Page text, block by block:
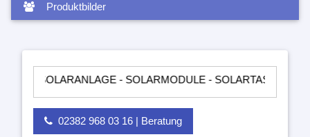
Produktbilder
- SOLARMODULE - SOLARTASCHEN -
02382 968 03 16 | Beratung